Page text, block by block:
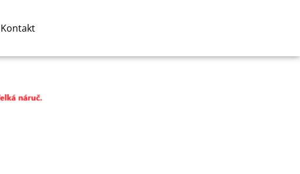
Kontakt